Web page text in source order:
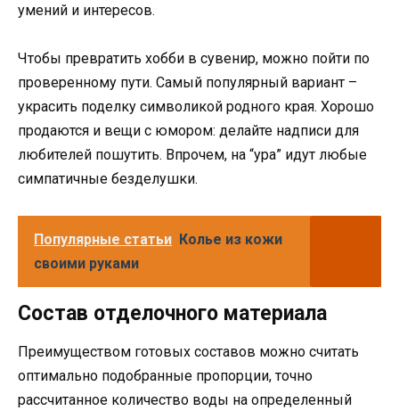
умений и интересов.
Чтобы превратить хобби в сувенир, можно пойти по
проверенному пути. Самый популярный вариант –
украсить поделку символикой родного края. Хорошо
продаются и вещи с юмором: делайте надписи для
любителей пошутить. Впрочем, на “ура” идут любые
симпатичные безделушки.
Популярные статьи Колье из кожи
своими руками
Состав отделочного материала
Преимуществом готовых составов можно считать
оптимально подобранные пропорции, точно
рассчитанное количество воды на определенный